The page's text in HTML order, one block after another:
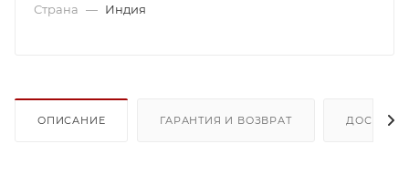
Страна — Индия
ОПИСАНИЕ ГАРАНТИЯ И ВОЗВРАТ